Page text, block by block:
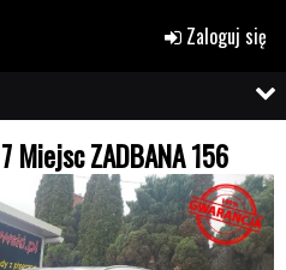
Zaloguj się
Miejsc ZADBANA 156